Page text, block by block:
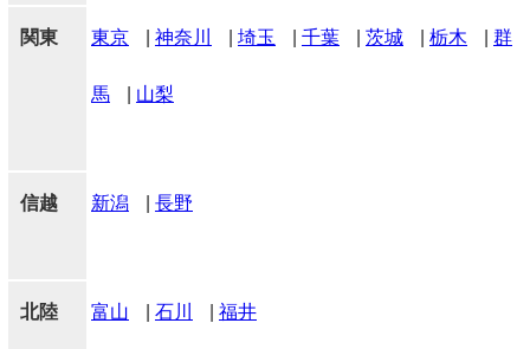
関東 東京 神奈川 埼玉 千葉 茨城 栃木 群
馬 山梨
信越 新潟 長野
北陸 富山 石川 福井